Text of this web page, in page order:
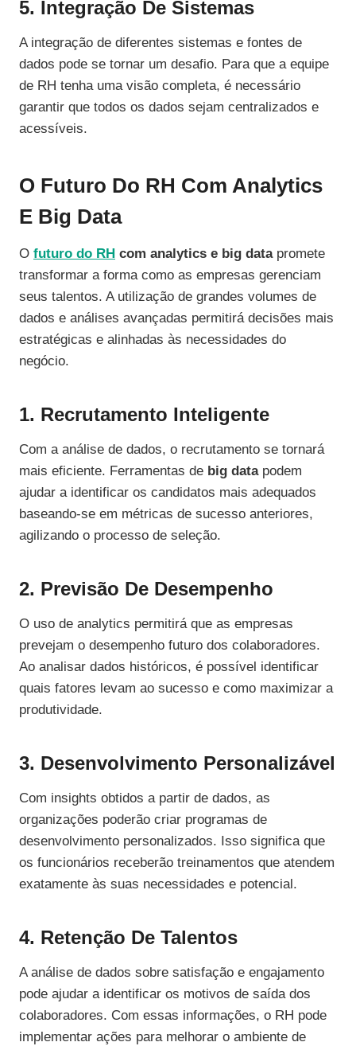
5. Integração De Sistemas
A integração de diferentes sistemas e fontes de
dados pode se tornar um desafio. Para que a equipe
de RH tenha uma visão completa, é necessário
garantir que todos os dados sejam centralizados e
acessíveis.
O Futuro Do RH Com Analytics
E Big Data
O futuro do RH com analytics e big datapromete
transformar a forma como as empresas gerenciam
seus talentos. A utilização de grandes volumes de
dados e análises avançadas permitirá decisões mais
estratégicas e alinhadas às necessidades do
negócio.
1. Recrutamento Inteligente
Com a análise de dados, o recrutamento se tornará
mais eficiente. Ferramentas de big datapodem
ajudar a identificar os candidatos mais adequados
baseando-se em métricas de sucesso anteriores,
agilizando o processo de seleção.
2. Previsão De Desempenho
O uso de analytics permitirá que as empresas
prevejam o desempenho futuro dos colaboradores.
Ao analisar dados históricos, é possível identificar
quais fatores levam ao sucesso e como maximizar a
produtividade.
3. Desenvolvimento Personalizável
Com insights obtidos a partir de dados, as
organizações poderão criar programas de
desenvolvimento personalizados. Isso significa que
os funcionários receberão treinamentos que atendem
exatamente às suas necessidades e potencial.
4. Retenção De Talentos
A análise de dados sobre satisfação e engajamento
pode ajudar a identificar os motivos de saída dos
colaboradores. Com essas informações, o RH pode
implementar ações para melhorar o ambiente de